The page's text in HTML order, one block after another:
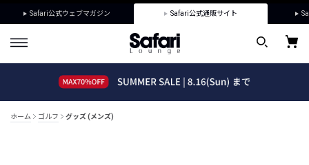
Safari公式ウェブマガジン Safari公式通販サイト
ホーム ゴルフ グッズ (メンズ)